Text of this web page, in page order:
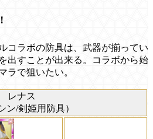
コラボの防具は、武器が揃ってい
出すことが出来る。コラボから始
ラで狙いたい。
レナス
ン/剣姫用防具）